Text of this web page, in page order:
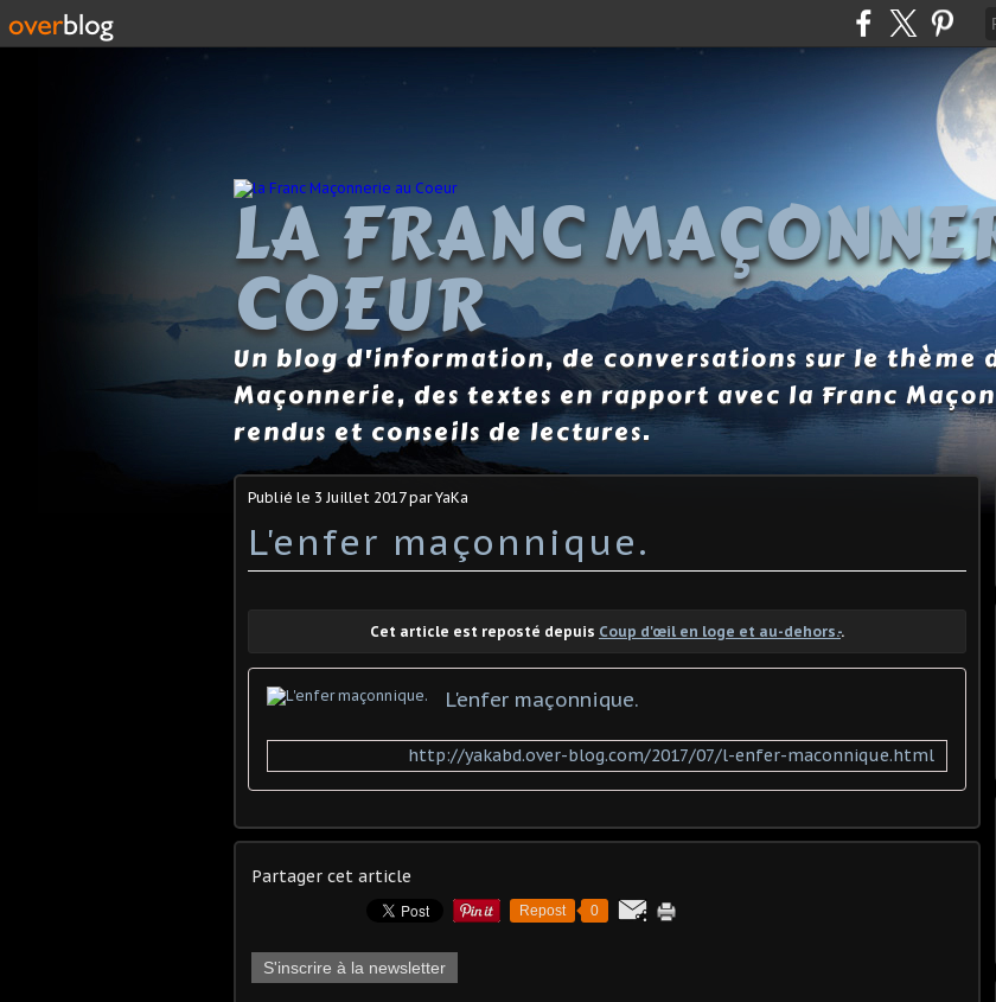
LA FRANC
COEUR
Un blog d'information, de conversations sur le thème
Maçonnerie, des textes en rapport avec la Franc
rendus et conseils de lectures.
Publié le 3 Juillet 2017par YaKa
L'enfer maçonnique.
Cet article est reposté depuis Coup d'œil en loge et au-dehors.-.
L'enfer maçonnique.
http://yakabd.over-blog.com/2017/07/l-enfer-maconnique.html
Partager cet article
Repost 0
S'inscrire à la newsletter